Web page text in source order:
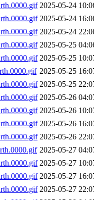
2025-05-24
2025-05-24
2025-05-24
2025-05-25
2025-05-25
2025-05-25
2025-05-25
2025-05-26
2025-05-26
2025-05-26
2025-05-26
2025-05-27
2025-05-27
2025-05-27
2025-05-27